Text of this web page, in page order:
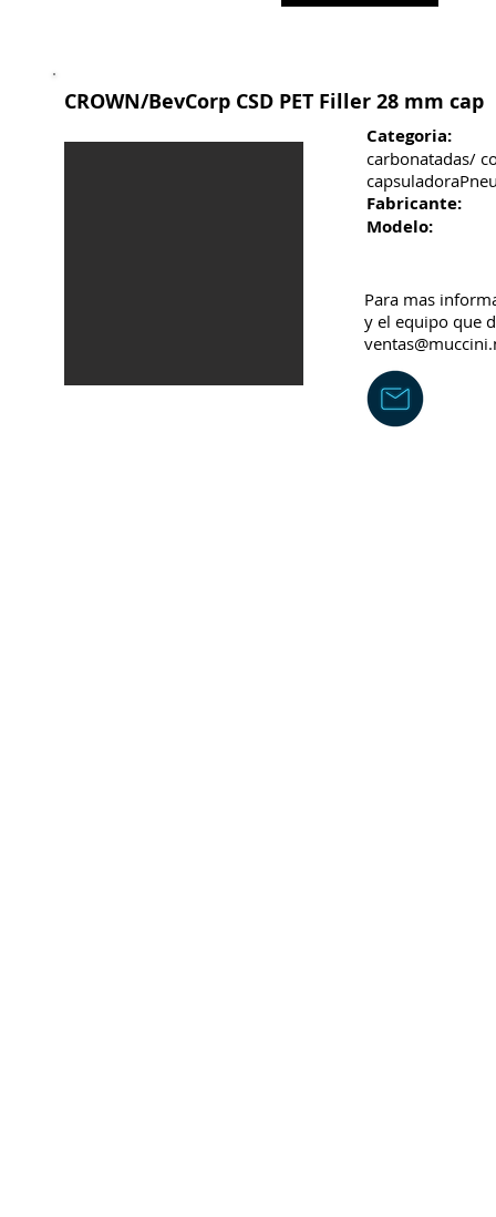
CROWN/BevCorp CSD PET Filler 28 mm cap
Categoria:
carbonatadas/
Fabricante:
Modelo:
Para mas
y el equipo que